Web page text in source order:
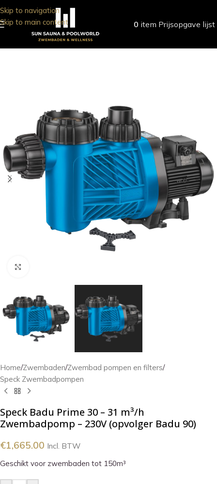
Skip to navigation
Skip to main content
0 item Prijsopgave lijst
Home/Zwembaden/Zwembad pompen en filters/
Speck Zwembadpompen
Speck Badu Prime 30 – 31 m³/h
Zwembadpomp – 230V (opvolger Badu 90)
€1,665.00 Incl. BTW
Geschikt voor zwembaden tot 150m³